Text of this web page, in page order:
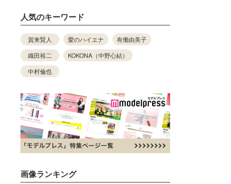
人気のキーワード
賀来賢人 愛のハイエナ
有働由美子
織田裕二
KOKONA（中野心結）
中村倫也
画像ランキング